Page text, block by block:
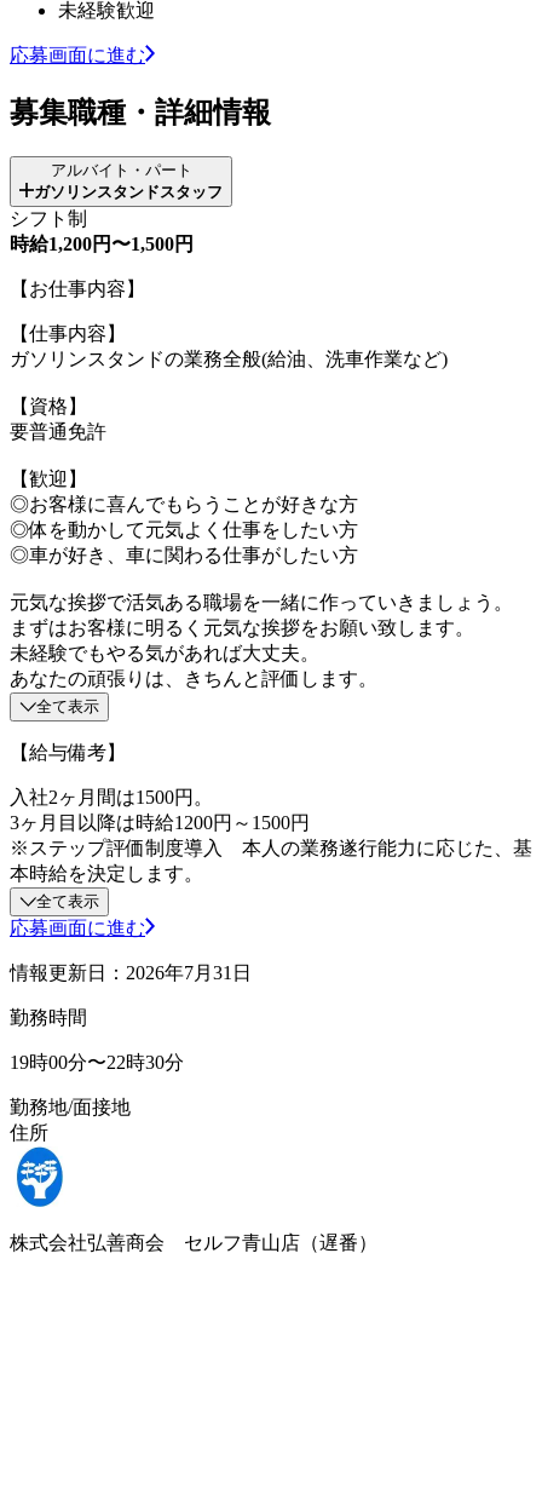
未経験歓迎
応募画面に進む
募集職種・詳細情報
アルバイト・パート
ガソリンスタンドスタッフ
シフト制
時給1,200円〜1,500円
【お仕事内容】
【仕事内容】
ガソリンスタンドの業務全般(給油、洗車作業など)
【資格】
要普通免許
【歓迎】
◎お客様に喜んでもらうことが好きな方
◎体を動かして元気よく仕事をしたい方
◎車が好き、車に関わる仕事がしたい方
元気な挨拶で活気ある職場を一緒に作っていきましょう。
まずはお客様に明るく元気な挨拶をお願い致します。
未経験でもやる気があれば大丈夫。
あなたの頑張りは、きちんと評価します。
全て表示
【給与備考】
入社2ヶ月間は1500円。
3ヶ月目以降は時給1200円～1500円
※ステップ評価制度導入 本人の業務遂行能力に応じた、基
本時給を決定します。
全て表示
応募画面に進む
情報更新日：2026年7月31日
勤務時間
19時00分〜22時30分
勤務地/面接地
住所
株式会社弘善商会 セルフ青山店（遅番）